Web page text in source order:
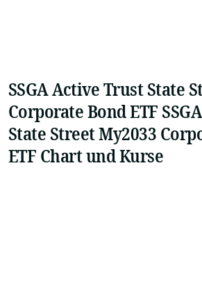
SSGA Active Trust State
Corporate Bond ETF
State Street My2033
ETF Chart und Kurse